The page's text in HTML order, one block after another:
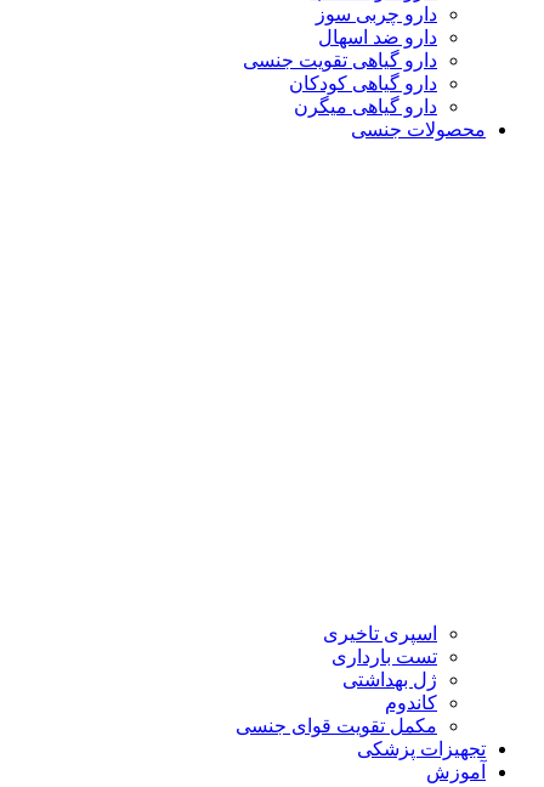
دارو چربی سوز
دارو ضد اسهال
دارو گیاهی تقویت جنسی
دارو گیاهی کودکان
دارو گیاهی میگرن
محصولات جنسی
اسپری تاخیری
تست بارداری
ژل بهداشتی
کاندوم
مکمل تقویت قوای جنسی
تجهیزات پزشکی
آموزش